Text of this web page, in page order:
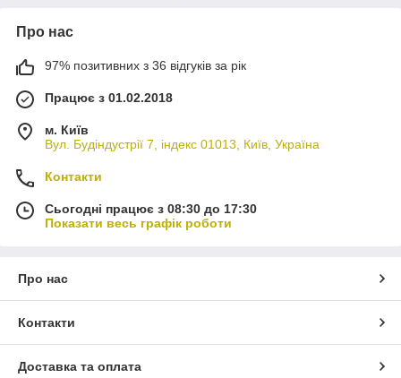
Про нас
97% позитивних з 36 відгуків за рік
Працює з 01.02.2018
м. Київ
Вул. Будіндустрії 7, індекс 01013, Київ, Україна
Контакти
Сьогодні працює з 08:30 до 17:30
Показати весь графік роботи
Про нас
Контакти
Доставка та оплата